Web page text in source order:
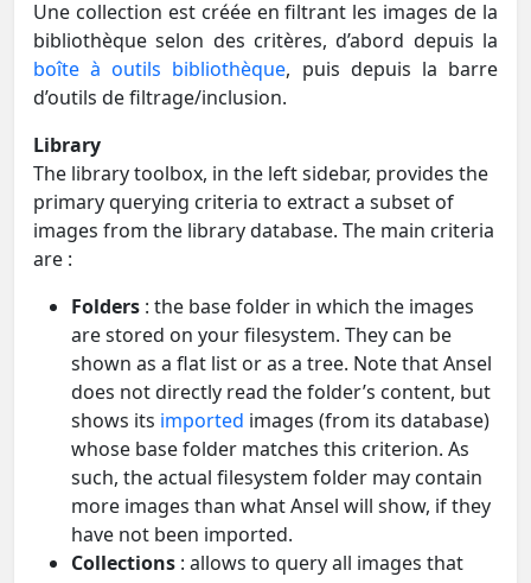
Une collection est créée en filtrant les images de la
bibliothèque selon des critères, d’abord depuis la
boîte à outils bibliothèque, puis depuis la barre
d’outils de filtrage/inclusion.
Library
The library toolbox, in the left sidebar, provides the
primary querying criteria to extract a subset of
images from the library database. The main criteria
are :
Folders : the base folder in which the images
are stored on your filesystem. They can be
shown as a flat list or as a tree. Note that Ansel
does not directly read the folder’s content, but
shows its imported images (from its database)
whose base folder matches this criterion. As
such, the actual filesystem folder may contain
more images than what Ansel will show, if they
have not been imported.
Collections : allows to query all images that